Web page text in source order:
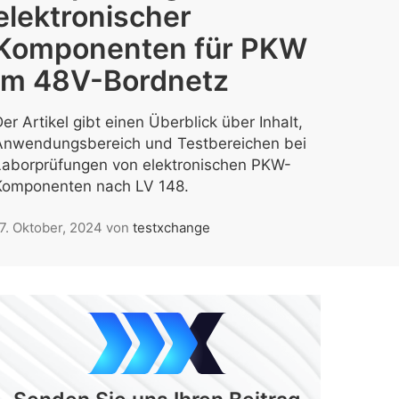
für PKW
48V-Bordnetz
Artikel gibt einen Überblick über Inhalt,
und Testbereichen bei
von elektronischen PKW-
nach LV 148.
Oktober, 2024 von testxchange